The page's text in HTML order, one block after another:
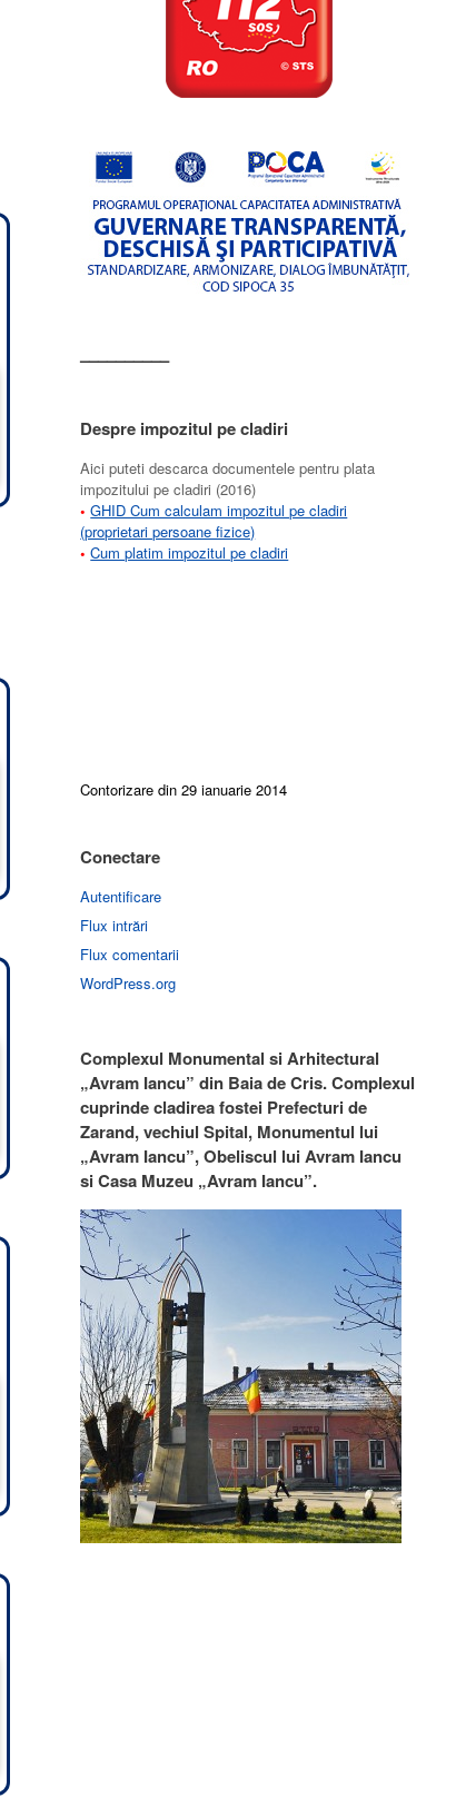
––––––––––
Despre impozitul pe cladiri
Aici puteti descarca documentele pentru plata
impozitului pe cladiri (2016)
• GHID Cum calculam impozitul pe cladiri
(proprietari persoane fizice)
• Cum platim impozitul pe cladiri
Contorizare din 29 ianuarie 2014
Conectare
Autentificare
Flux intrări
Flux comentarii
WordPress.org
Complexul Monumental si Arhitectural
„Avram Iancu” din Baia de Cris. Complexul
cuprinde cladirea fostei Prefecturi de
Zarand, vechiul Spital, Monumentul lui
„Avram Iancu”, Obeliscul lui Avram Iancu
si Casa Muzeu „Avram Iancu”.